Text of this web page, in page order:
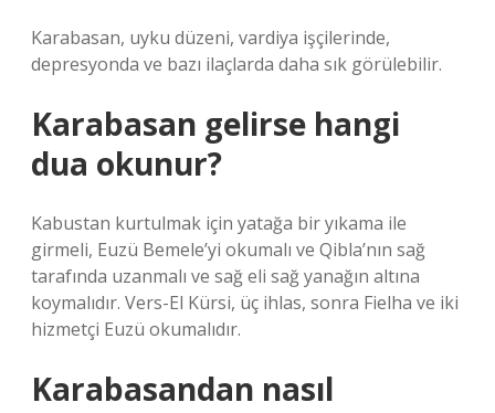
Karabasan, uyku düzeni, vardiya işçilerinde,
depresyonda ve bazı ilaçlarda daha sık görülebilir.
Karabasan gelirse hangi
dua okunur?
Kabustan kurtulmak için yatağa bir yıkama ile
girmeli, Euzü Bemele’yi okumalı ve Qibla’nın sağ
tarafında uzanmalı ve sağ eli sağ yanağın altına
koymalıdır. Vers-El Kürsi, üç ihlas, sonra Fielha ve iki
hizmetçi Euzü okumalıdır.
Karabasandan nasıl